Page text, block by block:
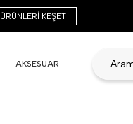
ÜRÜNLERİ KEŞET
AKSESUAR